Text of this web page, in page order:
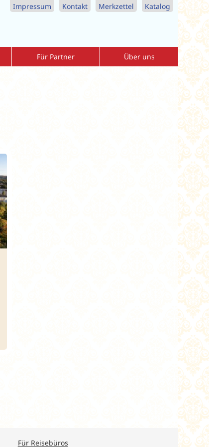
Impressum Kontakt Merkzettel Katalog
Für Partner
Über uns
Allgemeine-Reisebedingungen
Datenschutzerklärung
Für Reisebüros